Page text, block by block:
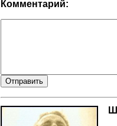
Комментарий: